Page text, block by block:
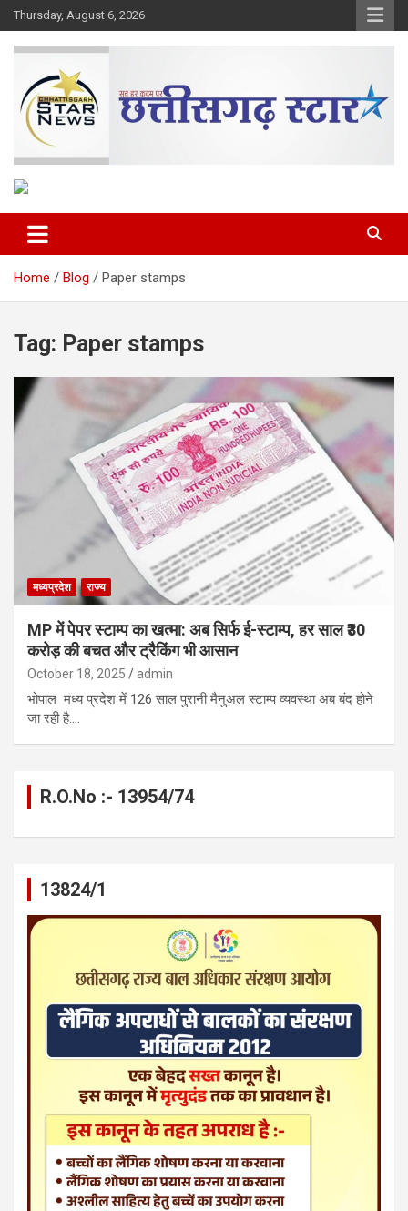
Skip
to
content
Thursday, August 6, 2026
Chhattisgarh Star
Home Blog Paper stamps
Tag: Paper stamps
मध्यप्रदेश राज्य
MP में पेपर स्टाम्प का खत्मा: अब सिर्फ ई-स्टाम्प, हर साल ₹30
करोड़ की बचत और ट्रैकिंग भी आसान
October 18, 2025 admin
भोपाल मध्य प्रदेश में 126 साल पुरानी मैनुअल स्टाम्प व्यवस्था अब बंद होने
जा रही है.…
R.O.No :- 13954/74
13824/1